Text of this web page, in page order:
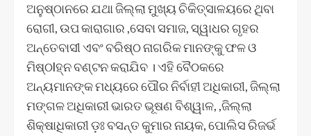
ଅନୁଷ୍ଠାନରେ ଯଥା ଜିଲ୍ଲା ମୁଖ୍ୟ ଚିକିତ୍ସାଳୟରେ ଥିବା
ରୋଗୀ, ଉପ କାରାଗାର ,ସେବା ସମାଜ, ସ୍ୱାଧର ଗୃହର
ଅନ୍ତେବାସୀ ଏବଂ ବରିଷ୍ଠ ନାଗରିକ ମାନଙ୍କୁ ଫଳ ଓ
ମିଷ୍ଠlହ୍ନ ବଣ୍ଟନ କରାଯିବ । ଏହି ବୈଠକରେ
ଅନ୍ୟମାନଙ୍କ ମଧ୍ୟରେ ପୌର ନିର୍ବାହୀ ଅଧିକାରୀ, ଜିଲ୍ଲା
ମଙ୍ଗଳ ଅଧିକାରୀ ଭାରତ ଭୂଷଣ ବିଶ୍ୱାଳ, ,ଜିଲ୍ଲା
ଶିକ୍ଷାଧିକାରୀ ଡ଼ଃ ବସନ୍ତ କୁମାର ନାୟକ, ପୋଲିସ ରିଜର୍ଭ